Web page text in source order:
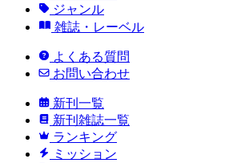
ジャンル
雑誌・レーベル
よくある質問
お問い合わせ
新刊一覧
新刊雑誌一覧
ランキング
ミッション